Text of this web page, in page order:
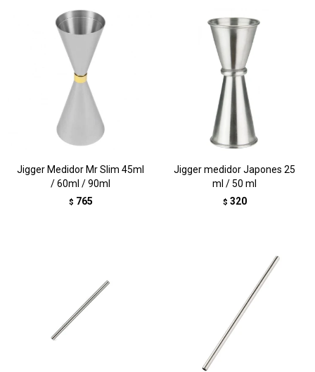
Jigger Medidor Mr Slim 45ml
/ 60ml / 90ml
$ 765
Jigger medidor Japones 25
ml / 50 ml
$ 320